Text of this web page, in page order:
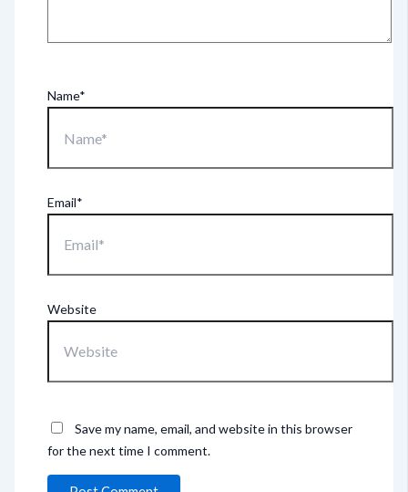
Name*
Email*
Website
Save my name, email, and website in this browser
for the next time I comment.